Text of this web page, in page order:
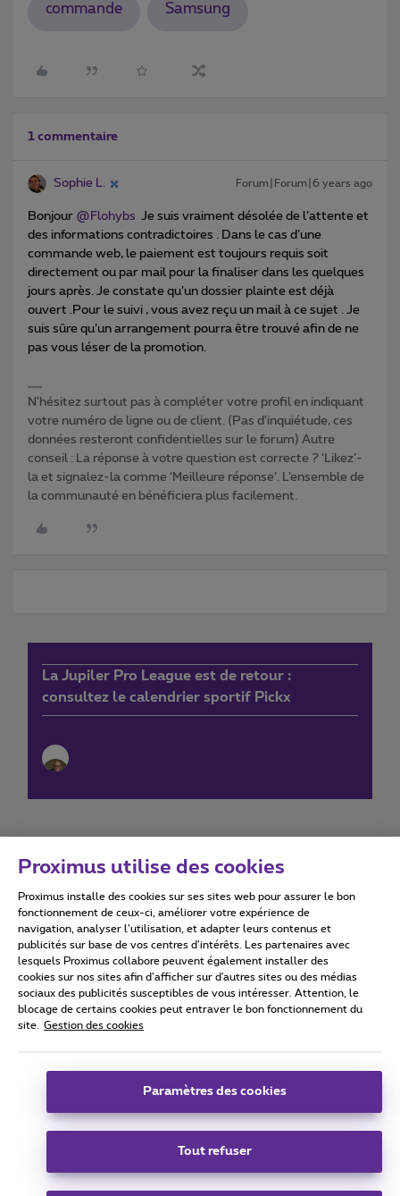
commande Samsung
1 commentaire
Sophie L. Forum|Forum|6 years ago
Bonjour @Flohybs Je suis vraiment désolée de l’attente et
des informations contradictoires . Dans le cas d’une
commande web, le paiement est toujours requis soit
directement ou par mail pour la finaliser dans les quelques
jours après. Je constate qu’un dossier plainte est déjà
ouvert .Pour le suivi , vous avez reçu un mail à ce sujet . Je
suis sûre qu’un arrangement pourra être trouvé afin de ne
pas vous léser de la promotion.
N'hésitez surtout pas à compléter votre profil en indiquant
votre numéro de ligne ou de client. (Pas d'inquiétude, ces
données resteront confidentielles sur le forum) Autre
conseil : La réponse à votre question est correcte ? ‘Likez’-
la et signalez-la comme ‘Meilleure réponse’. L’ensemble de
la communauté en bénéficiera plus facilement.
La Jupiler Pro League est de retour :
consultez le calendrier sportif Pickx
Conditions d'utilisation Accessibility statement
Tous droits réservés. © 2026 Proximus
Conditions générales, info consommateur
Coordonnées de l’entreprise
Boulevard du Roi Albert II 27 - B-1030 Bruxelles.
Carrier & Wholesale Solutions
Proximus utilise des cookies
Proximus installe des cookies sur ses sites web pour assurer le bon
fonctionnement de ceux-ci, améliorer votre expérience de
navigation, analyser l’utilisation, et adapter leurs contenus et
publicités sur base de vos centres d’intérêts. Les partenaires avec
lesquels Proximus collabore peuvent également installer des
cookies sur nos sites afin d’afficher sur d'autres sites ou des médias
sociaux des publicités susceptibles de vous intéresser. Attention, le
blocage de certains cookies peut entraver le bon fonctionnement du
site.
Gestion des cookies
Paramètres des cookies
Tout refuser